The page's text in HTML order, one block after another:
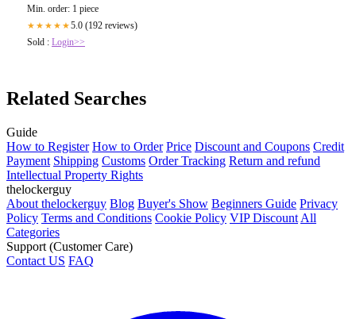
Min. order: 1 piece
★★★★★5.0 (192 reviews)
Sold : Login>>
Related Searches
Guide
How to Register How to Order Price Discount and Coupons Credit
Payment Shipping Customs Order Tracking Return and refund
Intellectual Property Rights
thelockerguy
About thelockerguy Blog Buyer's Show Beginners Guide Privacy
Policy Terms and Conditions Cookie Policy VIP Discount All
Categories
Support (Customer Care)
Contact US FAQ